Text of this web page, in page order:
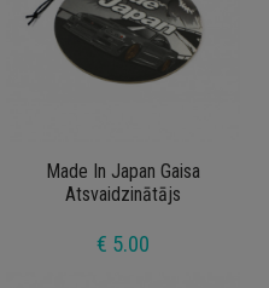
Made In Japan Gaisa
Atsvaidzinātājs
€ 5.00